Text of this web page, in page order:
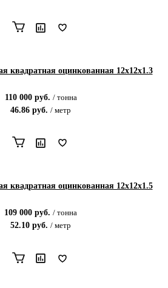
квадратная оцинкованная 12х12х1.3
110 000руб. / тонна
46.86 руб. / метр
квадратная оцинкованная 12х12х1.5
109 000 руб. / тонна
52.10 руб. / метр